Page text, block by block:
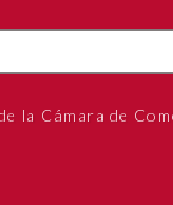
la Cámara de